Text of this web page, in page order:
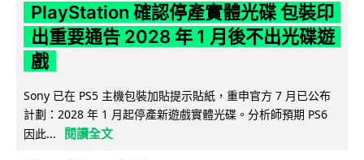
PlayStation 確認停產實體光碟 包裝印
出重要通告 2028 年 1 月後不出光碟遊
戲
Sony 已在 PS5 主機包裝加貼提示貼紙，重申官方 7 月已公布
計劃：2028 年 1 月起停產新遊戲實體光碟。分析師預期 PS6
因此...
閱讀全文